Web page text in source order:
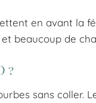
en avant la
beaucoup de
?
sans coller.